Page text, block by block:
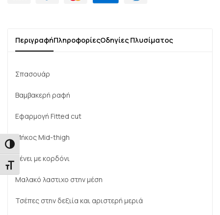
Εναλλαγή Υψηλής Αντίθεσης
Εναλλαγή Μεγέθους Γραμμάτων
ΠεριγραφήΠληροφορίεςΟδηγίες Πλυσίματος
Σπασουάρ
Βαμβακερή ραφή
Εφαρμογή Fitted cut
Μήκος Mid-thigh
Δένει με κορδόνι
Μαλακό λαστιχο στην μέση
Τσέπες στην δεξιία και αριστερή μεριά